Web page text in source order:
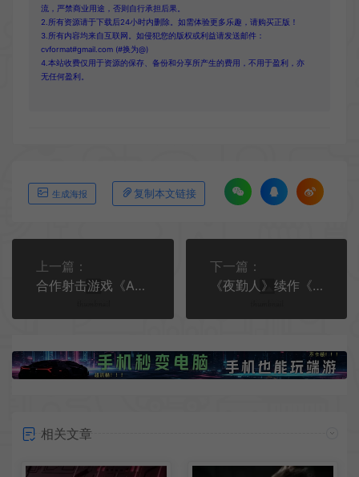
流，严禁商业用途，否则自行承担后果。
2.所有资源请于下载后24小时内删除。如需体验更多乐趣，请购买正版！
3.所有内容均来自互联网。如侵犯您的版权或利益请发送邮件：
cvformat#gmail.com (#换为@)
4.本站收费仅用于资源的保存、备份和分享所产生的费用，不用于盈利，亦
无任何盈利。
生成海报 复制本文链接
上一篇：
合作射击游戏《Abyssus》已开放测试申请 预计于2025年上市
下一篇：
《夜勤人》续作《夜勤人2：无尽宝库》Steam页面上线 支持中文
相关文章